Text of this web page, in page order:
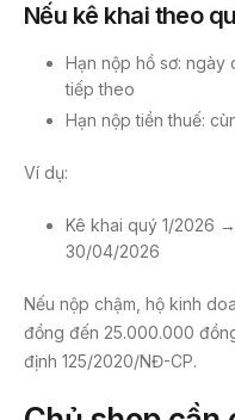
Nếu kê khai theo
Hạn nộp hồ sơ:
tiếp theo
Hạn nộp tiền thuế:
Ví dụ:
Kê khai quý 1/2026
30/04/2026
Nếu nộp chậm, hộ kinh
đồng đến 25.000.000
định 125/2020/NĐ-CP.